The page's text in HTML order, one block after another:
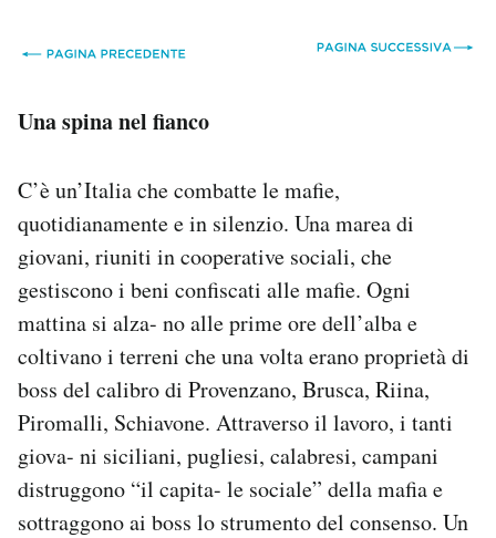
Una spina nel fianco
C’è un’Italia che combatte le mafie,
quotidianamente e in silenzio. Una marea di
giovani, riuniti in cooperative sociali, che
gestiscono i beni confiscati alle mafie. Ogni
mattina si alza- no alle prime ore dell’alba e
coltivano i terreni che una volta erano proprietà di
boss del calibro di Provenzano, Brusca, Riina,
Piromalli, Schiavone. Attraverso il lavoro, i tanti
giova- ni siciliani, pugliesi, calabresi, campani
distruggono “il capita- le sociale” della mafia e
sottraggono ai boss lo strumento del consenso. Un